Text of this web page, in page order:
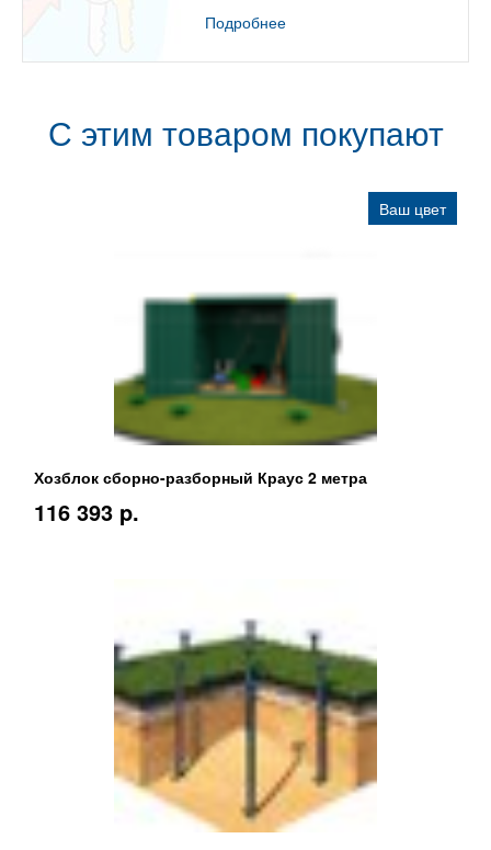
Подробнее
С этим товаром покупают
Ваш цвет
Хозблок сборно-разборный Краус 2 метра
116 393 p.